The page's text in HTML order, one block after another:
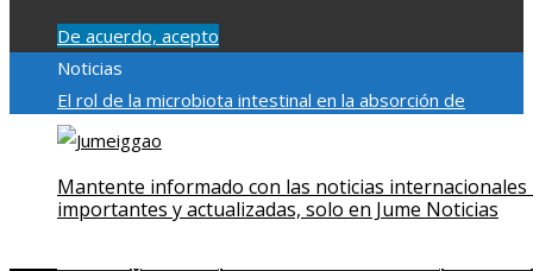
De acuerdo, acepto
Noticias
El rol de la microbiota intestinal en la absorción de
nutrientesReformas regulatorias derivadas de desastres
Patrimonio de la Humanidad y su importanciaImpacto
económico y social de la estacionalidad turística en
Mantente informado con las noticias internacionales
importantes y actualizadas, solo en Jume Noticias